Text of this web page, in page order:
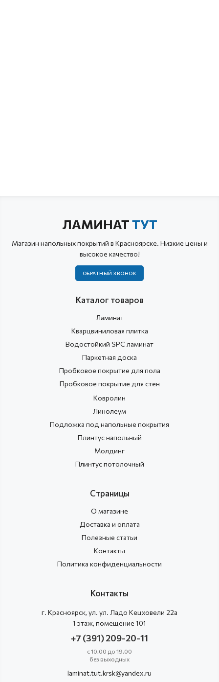
ЛАМИНАТТУТ
Магазин напольных покрытий в Красноярске. Низкие цены и
высокое качество!
ОБРАТНЫЙ ЗВОНОК
Каталог товаров
Ламинат
Кварцвиниловая плитка
Водостойкий SPC ламинат
Паркетная доска
Пробковое покрытие для пола
Пробковое покрытие для стен
Ковролин
Линолеум
Подложка под напольные покрытия
Плинтус напольный
Молдинг
Плинтус потолочный
Страницы
О магазине
Доставка и оплата
Полезные статьи
Контакты
Политика конфиденциальности
Контакты
г. Красноярск, ул. ул. Ладо Кецховели 22а
1 этаж, помещение 101
+7 (391) 209-20-11
с 10.00 до 19.00
без выходных
laminat.tut.krsk@yandex.ru